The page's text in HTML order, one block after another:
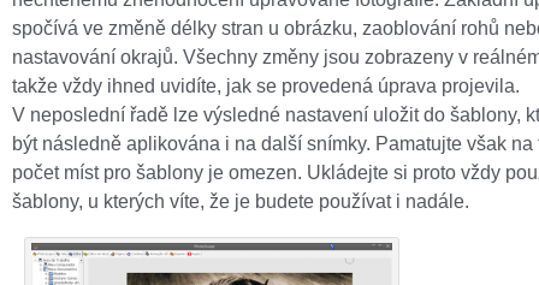
spočívá ve změně délky stran u obrázku, zaoblování rohů
nastavování okrajů. Všechny změny jsou zobrazeny v
takže vždy ihned uvidíte, jak se provedená úprava projevila.
V neposlední řadě lze výsledné nastavení uložit do šablony,
být následně aplikována i na další snímky. Pamatujte však na
počet míst pro šablony je omezen. Ukládejte si proto vždy
šablony, u kterých víte, že je budete používat i nadále.